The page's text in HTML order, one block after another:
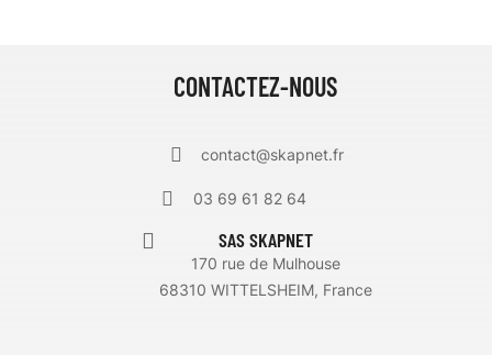
CONTACTEZ-NOUS
contact@skapnet.fr
03 69 61 82 64
SAS SKAPNET
170 rue de Mulhouse
68310 WITTELSHEIM, France